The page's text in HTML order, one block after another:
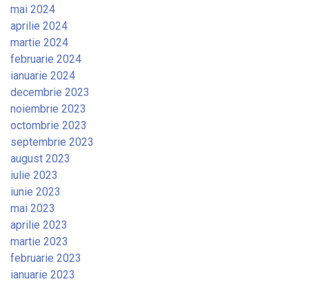
mai 2024
aprilie 2024
martie 2024
februarie 2024
ianuarie 2024
decembrie 2023
noiembrie 2023
octombrie 2023
septembrie 2023
august 2023
iulie 2023
iunie 2023
mai 2023
aprilie 2023
martie 2023
februarie 2023
ianuarie 2023